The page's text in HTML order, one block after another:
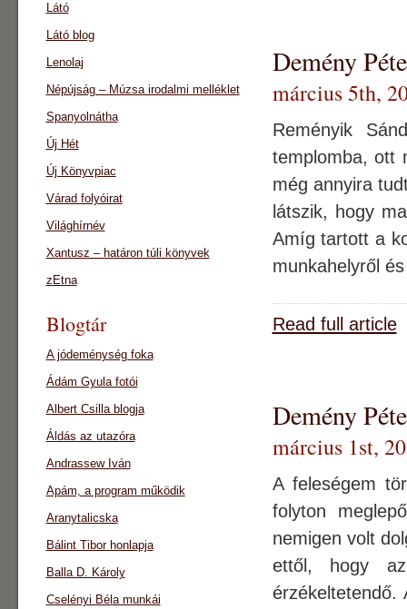
Demény
március 5th,
Reményik
templomba, ott
még annyira
látszik, hogy
Amíg tartott a
munkahelyről
Read full article
Demény
március 1st,
A feleségem
folyton
nemigen volt
ettől, hogy
Látó
Látó blog
Lenolaj
Népújság – Múzsa irodalmi melléklet
Spanyolnátha
Új Hét
Új Könyvpiac
Várad folyóirat
Világhírnév
Xantusz – határon túli könyvek
zEtna
Blogtár
A jódeménység foka
Ádám Gyula fotói
Albert Csilla blogja
Áldás az utazóra
Andrassew Iván
Apám, a program működik
Aranytalicska
Bálint Tibor honlapja
Balla D. Károly
Cselényi Béla munkái